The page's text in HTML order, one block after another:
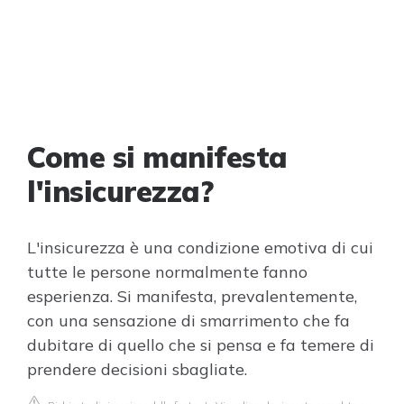
Come si manifesta
l'insicurezza?
L'insicurezza è una condizione emotiva di cui
tutte le persone normalmente fanno
esperienza. Si manifesta, prevalentemente,
con una sensazione di smarrimento che fa
dubitare di quello che si pensa e fa temere di
prendere decisioni sbagliate.